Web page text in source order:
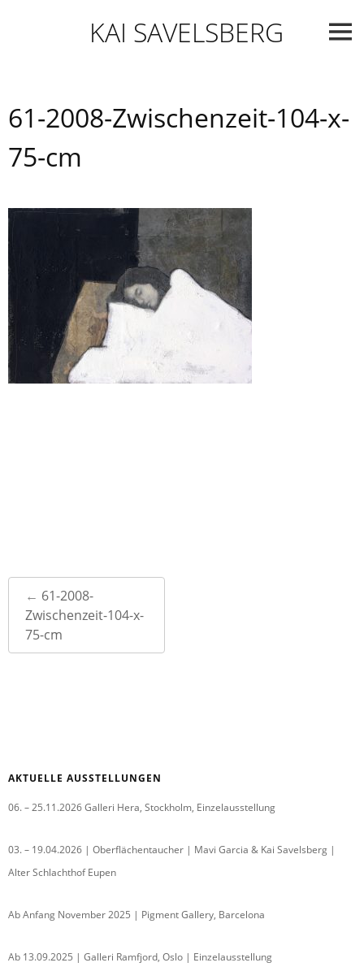
KAI SAVELSBERG
61-2008-Zwischenzeit-104-x-
75-cm
Post
navigation
← 61-2008-
Zwischenzeit-104-x-
75-cm
AKTUELLE AUSSTELLUNGEN
06. – 25.11.2026 Galleri Hera, Stockholm, Einzelausstellung
03. – 19.04.2026 | Oberflächentaucher | Mavi Garcia & Kai Savelsberg |
Alter Schlachthof Eupen
Ab Anfang November 2025 | Pigment Gallery, Barcelona
Ab 13.09.2025 | Galleri Ramfjord, Oslo | Einzelausstellung